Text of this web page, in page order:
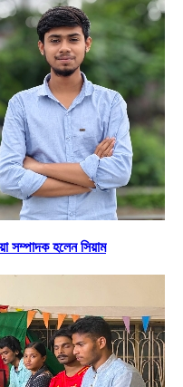
সম্পাদক হলেন সিয়াম